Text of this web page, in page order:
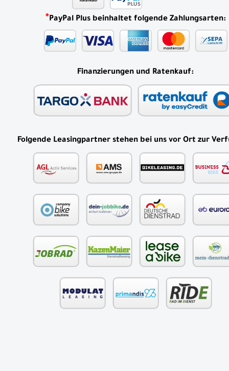
*PayPal Plus beinhaltet folgende Zahlungsarten:
Finanzierungen und Ratenkauf:
Folgende Leasingpartner stehen bei uns vor Ort zur